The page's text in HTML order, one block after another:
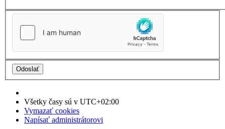
Všetky časy sú v UTC+02:00
Vymazať cookies
Napísať administrátorovi